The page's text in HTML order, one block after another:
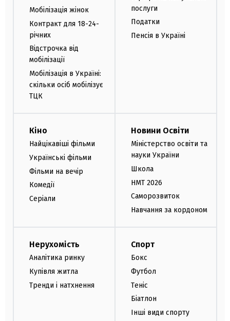
Мобілізація жінок
Контракт для 18-24-
річних
Відстрочка від
мобілізації
Мобілізація в Україні:
скільки осіб мобілізує
ТЦК
послуги
Податки
Пенсія в Україні
Кіно
Найцікавіші фільми
Українські фільми
Фільми на вечір
Комедії
Серіали
Новини Освіти
Міністерство освіти та
науки України
Школа
НМТ 2026
Саморозвиток
Навчання за кордоном
Нерухомість
Аналітика ринку
Купівля житла
Тренди і натхнення
Спорт
Бокс
Футбол
Теніс
Біатлон
Інші види спорту